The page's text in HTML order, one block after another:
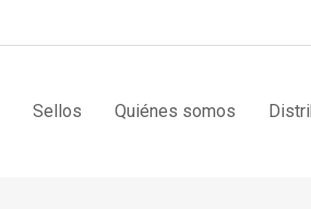
Sellos Quiénes somos